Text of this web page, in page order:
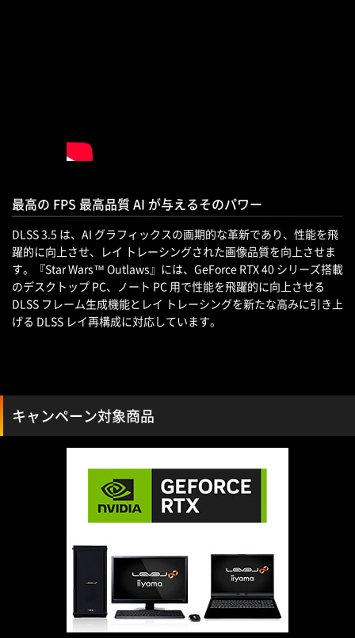
最高の FPS 最高品質 AI が与えるそのパワー
DLSS 3.5 は、AI グラフィックスの画期的な革新であり、性能を飛
躍的に向上させ、レイ トレーシングされた画像品質を向上させま
す。『Star Wars™ Outlaws』には、GeForce RTX 40 シリーズ搭載
のデスクトップ PC、ノート PC 用で性能を飛躍的に向上させる
DLSS フレーム生成機能とレイ トレーシングを新たな高みに引き上
げる DLSS レイ再構成に対応しています。
キャンペーン対象商品